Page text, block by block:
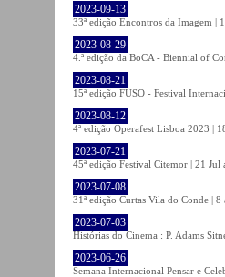
2023-09-13
33ª edição Encontros da Imagem |
2023-08-29
4.ª edição da BoCA - Biennial of
2023-08-21
15ª edição FUSO - Festival
2023-08-12
4ª edição Operafest Lisboa 2023 |
2023-07-21
45ª edição Festival Citemor | 21
2023-07-08
31ª edição Curtas Vila do Conde |
2023-07-03
Histórias do Cinema : P. Adams
2023-06-26
Semana Internacional Pensar e